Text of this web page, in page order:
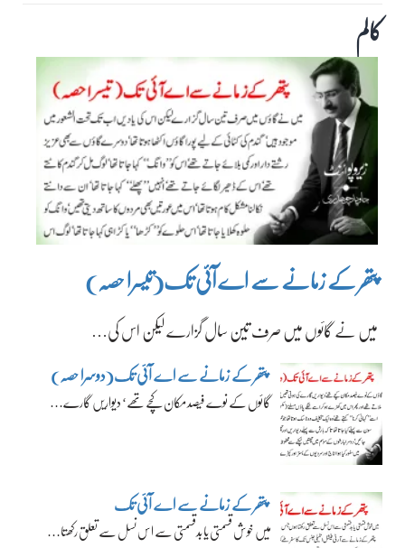
کالم
پتھر کے زمانے سے اے آئی تک(تیسرا حصہ)
میں نے گائوں میں صرف تین سال گزارے لیکن اس کی…
پتھر کے زمانے سے اے آئی تک(دوسرا حصہ)
گائوں کے نوے فیصد مکان کچے تھے‘ دیواریں گارے…
پتھر کے زمانے سے اے آئی تک
میں خوش قسمتی یا بدقسمتی سے اس نسل سے تعلق رکھتا…